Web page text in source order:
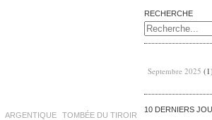
ARGENTIQUE
TOMBÉE DU TIROIR
RECHERCHE
Septembre 2025 (1)
10 DERNIERS